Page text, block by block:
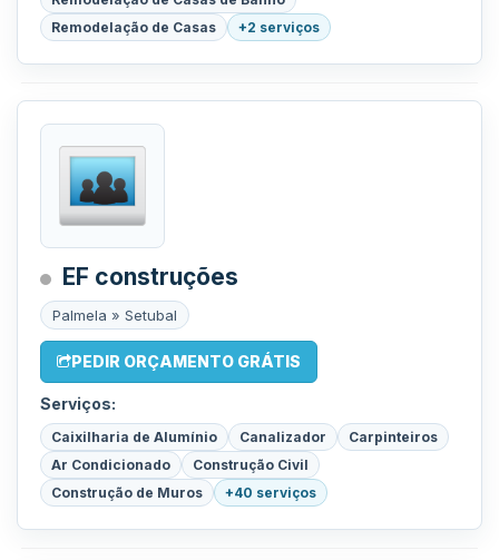
Remodelação de Casas
+2 serviços
EF construções
Palmela » Setubal
PEDIR ORÇAMENTO GRÁTIS
Serviços:
Caixilharia de Alumínio Canalizador
Carpinteiros
Ar Condicionado
Construção Civil
Construção de Muros
+40 serviços